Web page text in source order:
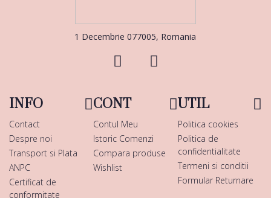
1 Decembrie 077005, Romania
INFO
Contact
Despre noi
Transport si Plata
ANPC
Certificat de
conformitate
CONT
Contul Meu
Istoric Comenzi
Compara produse
Wishlist
UTIL
Politica cookies
Politica de
confidentialitate
Termeni si conditii
Formular Returnare